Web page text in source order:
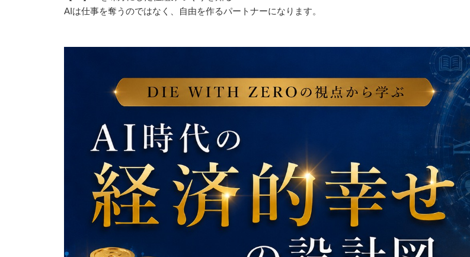
AIは仕事を奪うのではなく、自由を作るパートナーになります。